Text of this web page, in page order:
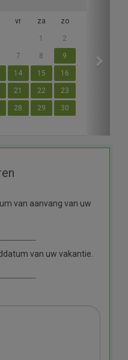
vr za zo
1 2
7 8 9
14 15 16
21 22 23
28 29 30
van aanvang van uw
van uw vakantie.